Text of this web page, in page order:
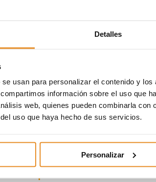
Detalles
usan para personalizar el contenido y
información sobre el uso que
web, quienes pueden combinarla con
uso que haya hecho de sus servicios.
Personalizar
tienes hijos, el estilo que deseas
por seleccionar un
y animales de compañía
de movimientos. Otro aspecto
la compra de esta propiedad es
elección se decanta por alejarte
que conseguirás los mejores
al comprar una casa?
puntos importantes a tener en